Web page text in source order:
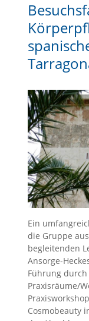
Ein
die Gruppe
begleitenden
Ansorge-
Führung
Praxisräume/
Cosmobeauty